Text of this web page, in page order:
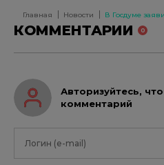
Главная Новости В Госдуме
КОММЕНТАРИИ 0
Авторизуйтесь,
комментарий